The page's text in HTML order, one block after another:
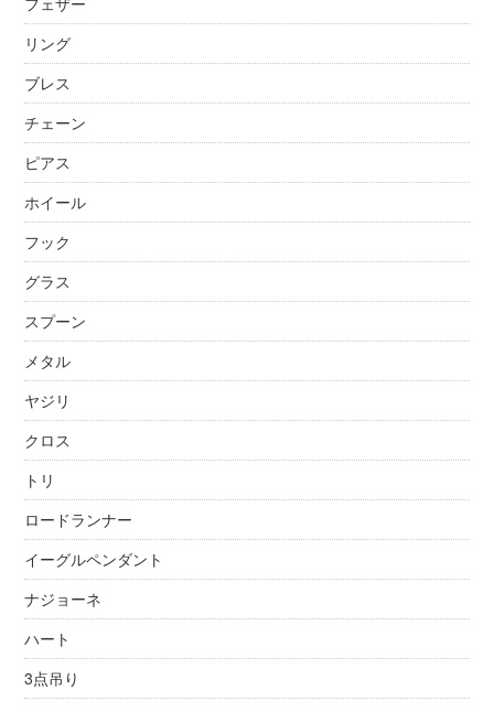
リング
ブレス
チェーン
ピアス
ホイール
フック
グラス
スプーン
メタル
ヤジリ
クロス
トリ
ロードランナー
イーグルペンダント
ナジョーネ
ハート
3点吊り